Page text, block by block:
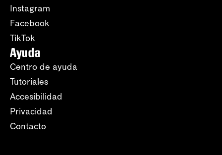
Instagram
Facebook
TikTok
Ayuda
Centro de ayuda
Tutoriales
Accesibilidad
Privacidad
Contacto